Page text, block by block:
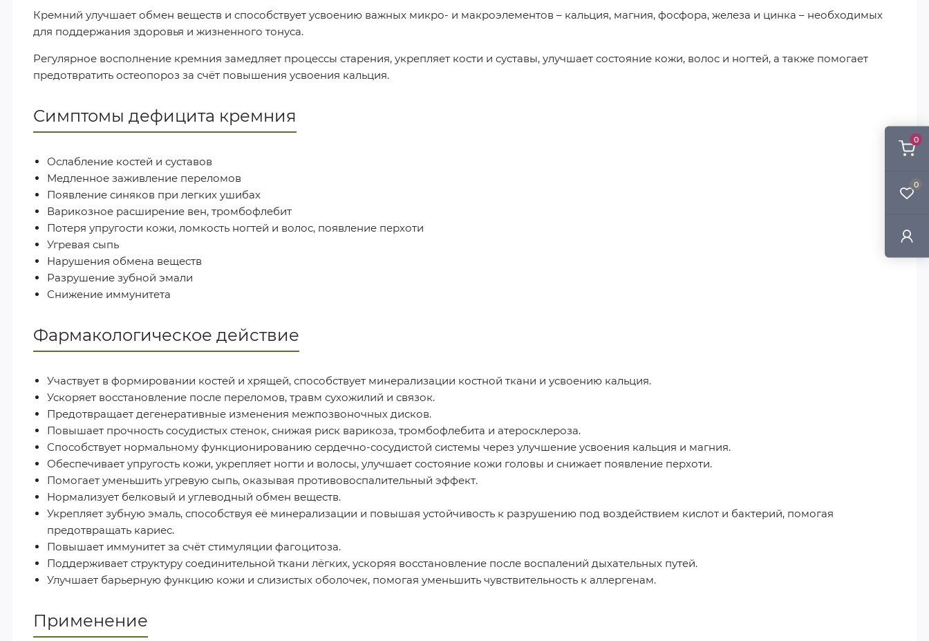
0
0
Кремний улучшает обмен веществ и способствует усвоению важных микро- и макроэлементов – кальция, магния, фосфора, железа и цинка – необходимых
для поддержания здоровья и жизненного тонуса.
Регулярное восполнение кремния замедляет процессы старения, укрепляет кости и суставы, улучшает состояние кожи, волос и ногтей, а также помогает
предотвратить остеопороз за счёт повышения усвоения кальция.
Симптомы дефицита кремния
Ослабление костей и суставов
Медленное заживление переломов
Появление синяков при легких ушибах
Варикозное расширение вен, тромбофлебит
Потеря упругости кожи, ломкость ногтей и волос, появление перхоти
Угревая сыпь
Нарушения обмена веществ
Разрушение зубной эмали
Снижение иммунитета
Фармакологическое действие
Участвует в формировании костей и хрящей, способствует минерализации костной ткани и усвоению кальция.
Ускоряет восстановление после переломов, травм сухожилий и связок.
Предотвращает дегенеративные изменения межпозвоночных дисков.
Повышает прочность сосудистых стенок, снижая риск варикоза, тромбофлебита и атеросклероза.
Способствует нормальному функционированию сердечно-сосудистой системы через улучшение усвоения кальция и магния.
Обеспечивает упругость кожи, укрепляет ногти и волосы, улучшает состояние кожи головы и снижает появление перхоти.
Помогает уменьшить угревую сыпь, оказывая противовоспалительный эффект.
Нормализует белковый и углеводный обмен веществ.
Укрепляет зубную эмаль, способствуя её минерализации и повышая устойчивость к разрушению под воздействием кислот и бактерий, помогая
предотвращать кариес.
Повышает иммунитет за счёт стимуляции фагоцитоза.
Поддерживает структуру соединительной ткани лёгких, ускоряя восстановление после воспалений дыхательных путей.
Улучшает барьерную функцию кожи и слизистых оболочек, помогая уменьшить чувствительность к аллергенам.
Применение